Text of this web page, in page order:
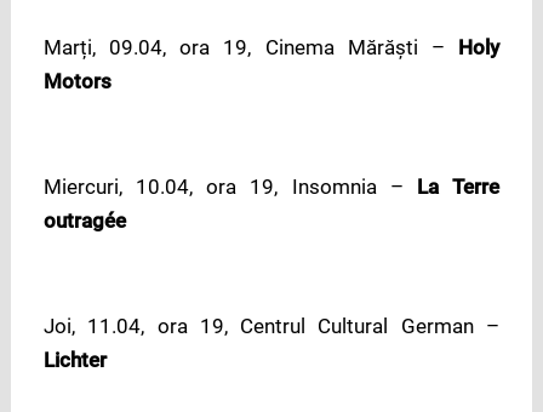
Marți, 09.04, ora 19, Cinema Mărăşti – Holy
Motors
Miercuri, 10.04, ora 19, Insomnia – La Terre
outragée
Joi, 11.04, ora 19, Centrul Cultural German –
Lichter